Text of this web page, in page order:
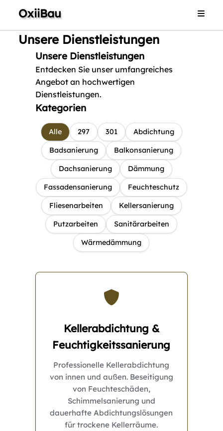
OxiiBau
Dienstleistungen
Galerie
Impressum
Unsere Dienstleistungen
Unsere Dienstleistungen
Entdecken Sie unser umfangreiches
Angebot an hochwertigen
Dienstleistungen.
Kategorien
Alle 297 301 Abdichtung
Badsanierung Balkonsanierung
Dachsanierung Dämmung
Fassadensanierung Feuchteschutz
Fliesenarbeiten Kellersanierung
Putzarbeiten Sanitärarbeiten
Wärmedämmung
Kellerabdichtung &
Feuchtigkeitssanierung
Professionelle Kellerabdichtung
von innen und außen. Beseitigung
von Feuchteschäden,
Schimmelsanierung und
dauerhafte Abdichtungslösungen
für trockene Kellerräume.